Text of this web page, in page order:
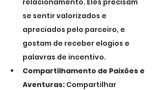
relacionamento. Eles precisam
se sentir valorizados e
apreciados pelo parceiro, e
gostam de receber elogios e
palavras de incentivo.
Compartilhamento de Paixões e
Aventuras: Compartilhar